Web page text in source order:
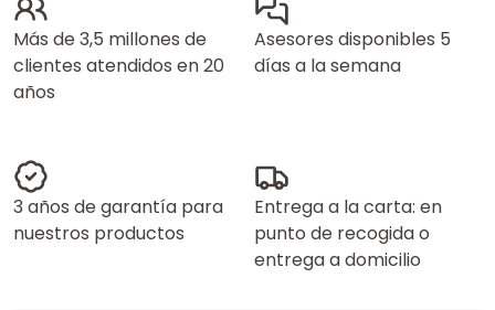
Más de 3,5 millones de
clientes atendidos en 20
años
Asesores disponibles 5
días a la semana
3 años de garantía para
nuestros productos
Entrega a la carta: en
punto de recogida o
entrega a domicilio